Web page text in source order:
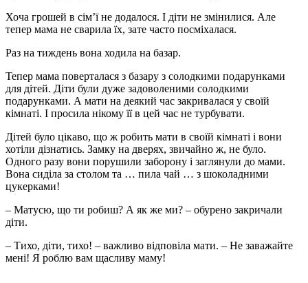
Хоча грошей в сім’ї не додалося. І діти не змінилися. Але
тепер мама не сварила їх, зате часто посміхалася.
Раз на тиждень вона ходила на базар.
Тепер мама поверталася з базару з солодкими подарунками
для дітей. Діти були дуже задоволеними солодкими
подарунками. А мати на деякий час закривалася у своїй
кімнаті. І просила нікому її в цей час не турбувати.
Дітей було цікаво, що ж робить мати в своїй кімнаті і вони
хотіли дізнатись. Замку на дверях, звичайно ж, не було.
Одного разу вони порушили заборону і заглянули до мами.
Вона сиділа за столом та … пила чай … з шоколадними
цукерками!
– Матусю, що ти робиш? А як же ми? – обурено закричали
діти.
– Тихо, діти, тихо! – важливо відповіла мати. – Не заважайте
мені! Я роблю вам щасливу маму!